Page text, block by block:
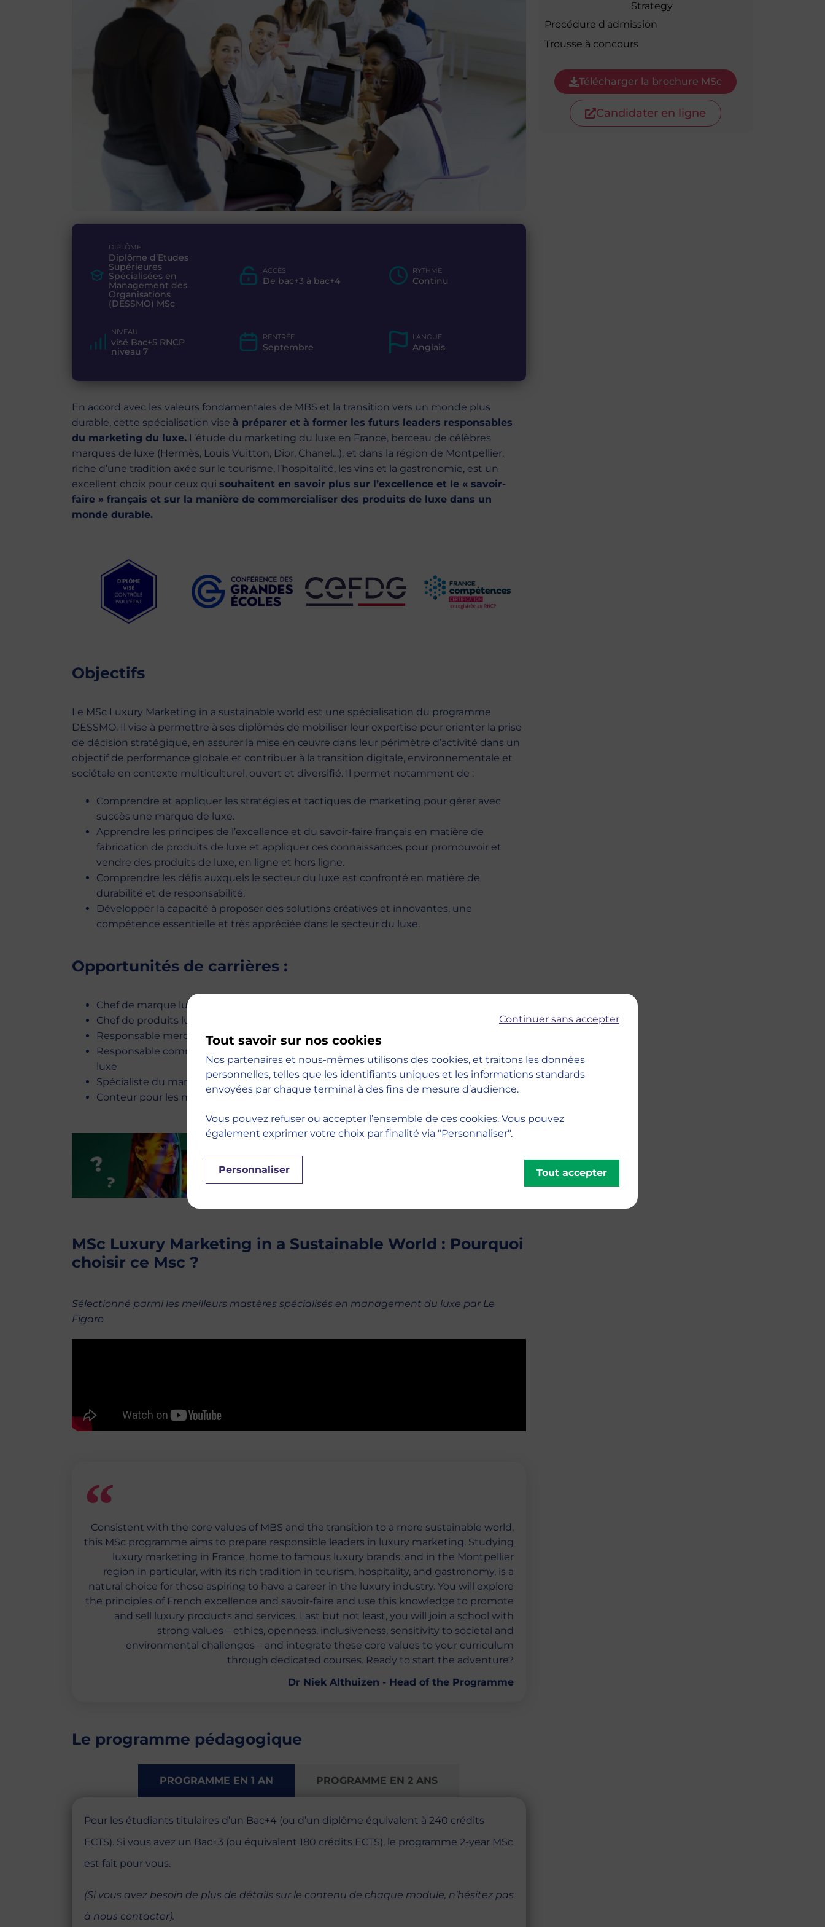
Admission en phase complémentaire
DIPLÔME
Diplôme d’Etudes
Supérieures
Spécialisées en
Management des
Organisations
(DESSMO) MSc
ACCÈS
De bac+3 à bac+4
RYTHME
Continu
NIVEAU
visé Bac+5 RNCP
niveau 7
RENTRÉE
Septembre
LANGUE
Anglais
En accord avec les valeurs fondamentales de MBS et la transition vers un monde plus
durable, cette spécialisation vise à préparer et à former les futurs leaders responsables
du marketing du luxe. L’étude du marketing du luxe en France, berceau de célèbres
marques de luxe (Hermès, Louis Vuitton, Dior, Chanel…), et dans la région de Montpellier,
riche d’une tradition axée sur le tourisme, l’hospitalité, les vins et la gastronomie, est un
excellent choix pour ceux qui souhaitent en savoir plus sur l’excellence et le « savoir-
faire » français et sur la manière de commercialiser des produits de luxe dans un
monde durable.
Objectifs
Le MSc Luxury Marketing in a sustainable world est une spécialisation du programme
DESSMO. Il vise à permettre à ses diplômés de mobiliser leur expertise pour orienter la prise
de décision stratégique, en assurer la mise en œuvre dans leur périmètre d’activité dans un
objectif de performance globale et contribuer à la transition digitale, environnementale et
sociétale en contexte multiculturel, ouvert et diversifié. Il permet notamment de :
Comprendre et appliquer les stratégies et tactiques de marketing pour gérer avec
succès une marque de luxe.
Apprendre les principes de l’excellence et du savoir-faire français en matière de
fabrication de produits de luxe et appliquer ces connaissances pour promouvoir et
vendre des produits de luxe, en ligne et hors ligne.
Comprendre les défis auxquels le secteur du luxe est confronté en matière de
durabilité et de responsabilité.
Développer la capacité à proposer des solutions créatives et innovantes, une
compétence essentielle et très appréciée dans le secteur du luxe.
Opportunités de carrières :
Chef de marque luxe
Chef de produits luxe
Responsable merchandising luxe
Responsable communication / marketing et relations publiques dans le secteur du
luxe
Spécialiste du marketing digital dans le secteur du luxe
Conteur pour les marques de luxe
MSc Luxury Marketing in a Sustainable World : Pourquoi
choisir ce Msc ?
Sélectionné parmi les meilleurs mastères spécialisés en management du luxe par Le
Figaro
Consistent with the core values of MBS and the transition to a more sustainable world,
this MSc programme aims to prepare responsible leaders in luxury marketing. Studying
luxury marketing in France, home to famous luxury brands, and in the Montpellier
region in particular, with its rich tradition in tourism, hospitality, and gastronomy, is a
natural choice for those aspiring to have a career in the luxury industry. You will explore
the principles of French excellence and savoir-faire and use this knowledge to promote
and sell luxury products and services. Last but not least, you will join a school with
strong values – ethics, openness, inclusiveness, sensitivity to societal and
environmental challenges – and integrate these core values to your curriculum
through dedicated courses. Ready to start the adventure?
Dr Niek Althuizen - Head of the Programme
Le programme pédagogique
PROGRAMME EN 1 AN PROGRAMME EN 2 ANS
Pour les étudiants titulaires d’un Bac+4 (ou d’un diplôme équivalent à 240 crédits
ECTS). Si vous avez un Bac+3 (ou équivalent 180 crédits ECTS), le programme 2-year MSc
est fait pour vous.
(Si vous avez besoin de plus de détails sur le contenu de chaque module, n’hésitez pas
à nous contacter).
Strategy
Procédure d'admission
Trousse à concours
Télécharger la brochure MSc
Candidater en ligne
Continuer sans accepter
Tout savoir sur nos cookies
Nos partenaires et nous-mêmes utilisons des cookies, et traitons les données
personnelles, telles que les identifiants uniques et les informations standards
envoyées par chaque terminal à des fins de mesure d’audience.
Vous pouvez refuser ou accepter l’ensemble de ces cookies. Vous pouvez
également exprimer votre choix par finalité via "Personnaliser".
Personnaliser Tout accepter